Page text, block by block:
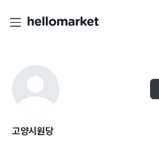
고양시원당